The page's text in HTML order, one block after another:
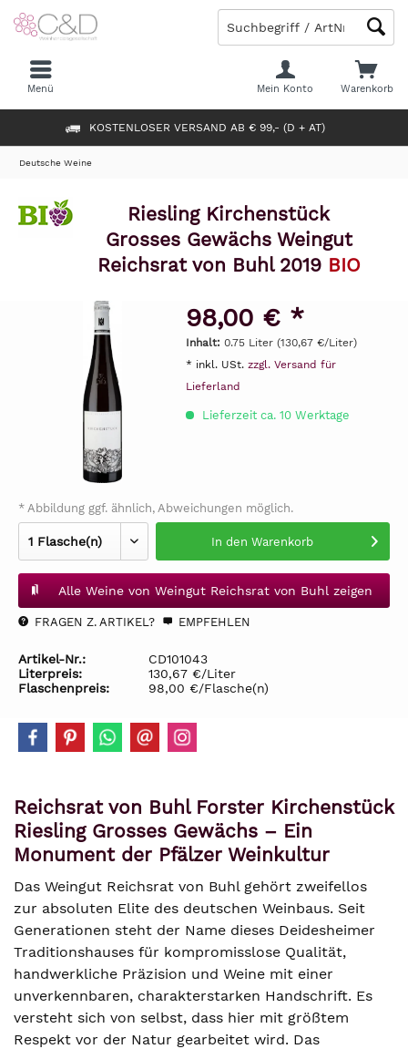
KOSTENLOSER VERSAND AB € 99,- (D + AT)
Warenkorb
Mein Konto
Menü
Deutsche Weine
Riesling Kirchenstück
Grosses Gewächs Weingut
Reichsrat von Buhl 2019 BIO
98,00 € *
Inhalt: 0.75 Liter (130,67 €/Liter)
* inkl. USt. zzgl. Versand für
Lieferland
Lieferzeit ca. 10 Werktage
* Abbildung ggf. ähnlich, Abweichungen möglich.
In den Warenkorb
Alle Weine von Weingut Reichsrat von Buhl zeigen
FRAGEN Z. ARTIKEL? EMPFEHLEN
Artikel-Nr.:
CD101043
Literpreis:
130,67 €/Liter
Flaschenpreis:
98,00 €/Flasche(n)
Reichsrat von Buhl Forster Kirchenstück
Riesling Grosses Gewächs – Ein
Monument der Pfälzer Weinkultur
Das Weingut Reichsrat von Buhl gehört zweifellos
zur absoluten Elite des deutschen Weinbaus. Seit
Generationen steht der Name dieses Deidesheimer
Traditionshauses für kompromisslose Qualität,
handwerkliche Präzision und Weine mit einer
unverkennbaren, charakterstarken Handschrift. Es
versteht sich von selbst, dass hier mit größtem
Respekt vor der Natur gearbeitet wird. Das